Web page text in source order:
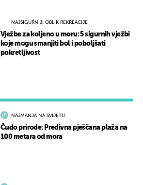
NAJMANJA NA SVIJETU
Čudo prirode: Predivna pješčana plaža na
100 metara od mora
NAJSIGURNIJI OBLIK REKREACIJE
Vježbe za koljeno u moru: 5 sigurnih vježbi
koje mogu smanjiti bol i poboljšati
pokretljivost